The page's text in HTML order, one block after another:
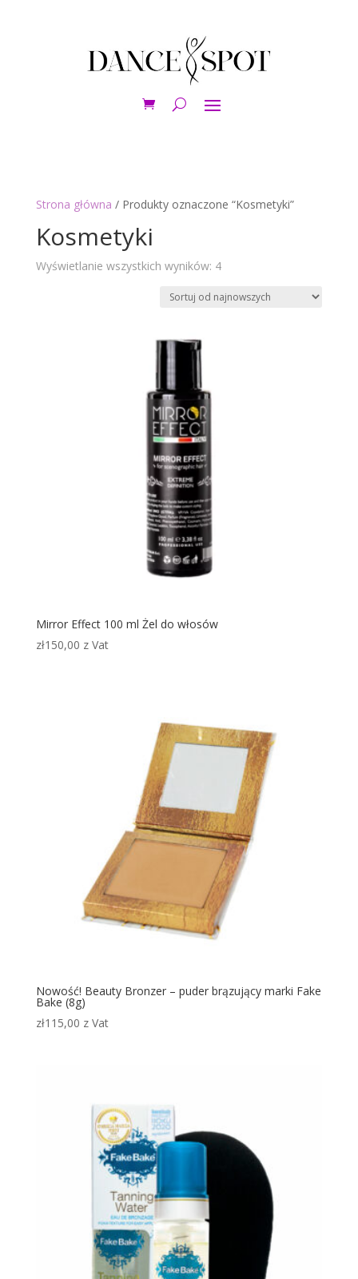
Strona główna / Produkty oznaczone “Kosmetyki”
Kosmetyki
Wyświetlanie wszystkich wyników: 4Posortowane
najnowszych
Mirror Effect 100 ml Żel do włosów
zł150,00 z Vat
Nowość! Beauty Bronzer – puder brązujący marki Fake
Bake (8g)
zł115,00 z Vat